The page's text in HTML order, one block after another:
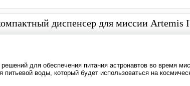
диспенсер для миссии Artemis
для обеспечения питания астронавтов во время
воды, который будет использоваться на